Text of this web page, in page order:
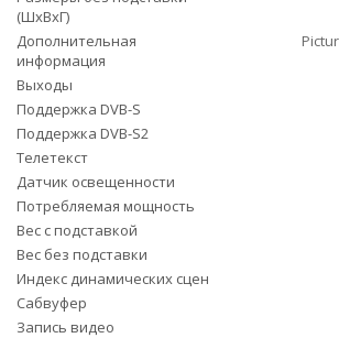
(ШxВxГ)
Дополнительная
информация
Выходы
Поддержка DVB-S
Поддержка DVB-S2
Телетекст
Датчик освещенности
Потребляемая мощность
Вес с подставкой
Вес без подставки
Индекс динамических сцен
Сабвуфер
Запись видео